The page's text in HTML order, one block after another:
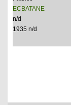
ECBATANE
n/d
1935 n/d